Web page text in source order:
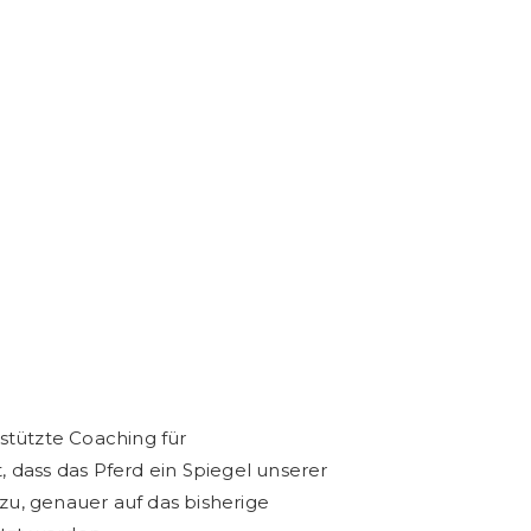
Coaching für
das Pferd ein Spiegel unserer
genauer auf das bisherige